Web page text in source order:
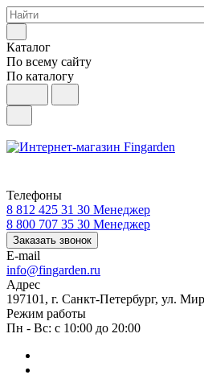
Каталог
По всему сайту
По каталогу
Телефоны
8 812 425 31 30 Менеджер
8 800 707 35 30 Менеджер
Заказать звонок
E-mail
info@fingarden.ru
Адрес
197101, г. Санкт-Петербург, ул.
Режим работы
Пн - Вс: с 10:00 до 20:00